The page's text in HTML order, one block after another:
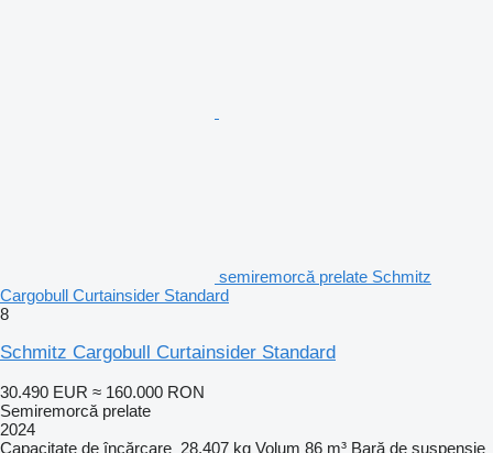
semiremorcă prelate Schmitz
Cargobull Curtainsider Standard
8
Schmitz Cargobull Curtainsider Standard
30.490 EUR ≈ 160.000 RON
Semiremorcă prelate
2024
Capacitate de încărcare 28.407 kg Volum 86 m³ Bară de suspensie